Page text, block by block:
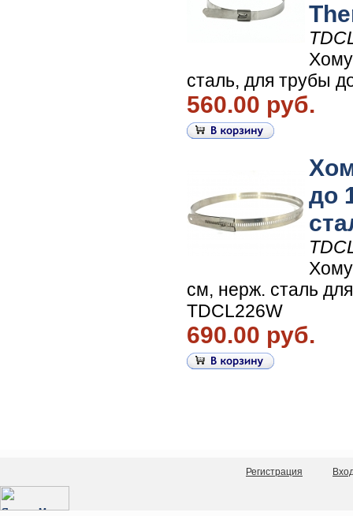
сталь, для трубы
560.00 руб.
до
см, нерж. сталь
TDCL226W
690.00 руб.
Регистрация